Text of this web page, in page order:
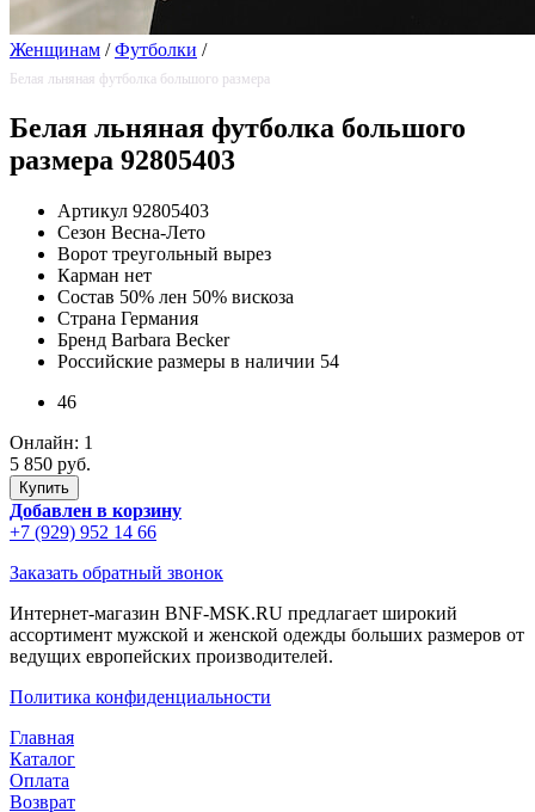
Женщинам / Футболки /
Белая льняная футболка большого размера
Белая льняная футболка большого
размера 92805403
Артикул 92805403
Сезон Весна-Лето
Ворот треугольный вырез
Карман нет
Состав 50% лен 50% вискоза
Страна Германия
Бренд Barbara Becker
Российские размеры в наличии 54
46
Онлайн: 1
5 850 руб.
Добавлен в корзину
+7 (929) 952 14 66
Заказать обратный звонок
Интернет-магазин BNF-MSK.RU предлагает широкий
ассортимент мужской и женской одежды больших размеров от
ведущих европейских производителей.
Политика конфиденциальности
Главная
Каталог
Оплата
Возврат